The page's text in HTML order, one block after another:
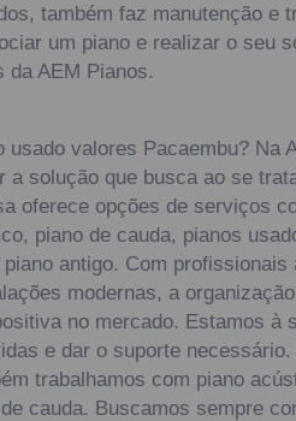
também faz manutenção e
um piano e realizar o seu
AEM Pianos.
usado valores Pacaembu? Na
a solução que busca ao se
oferece opções de serviços
piano de cauda, pianos
antigo. Com profissionais
modernas, a
no mercado. Estamos à
e dar o suporte necessário.
trabalhamos com piano
cauda. Buscamos sempre